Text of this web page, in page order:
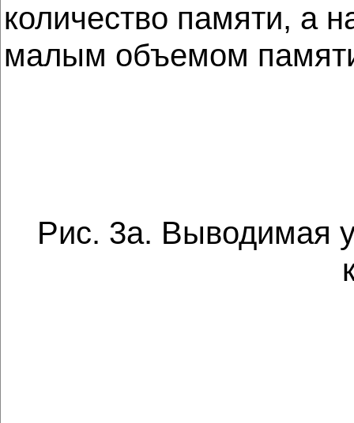
количество памяти, а
малым объемом
Рис. 3а. Выводимая